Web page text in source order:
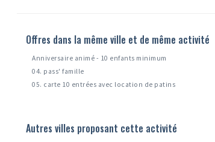
Offres dans la même ville et de même activité
Anniversaire animé - 10 enfants minimum
04. pass' famille
05. carte 10 entrées avec location de patins
Autres villes proposant cette activité